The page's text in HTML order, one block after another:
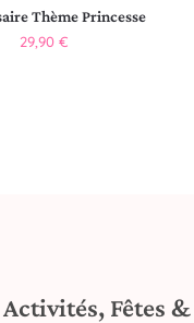
Thème Princesse
29,90 €
Fêtes